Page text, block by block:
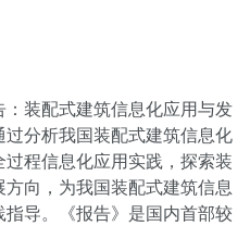
：装配式建筑信息化应用与发
分析我国装配式建筑信息化
程信息化应用实践，探索装
向，为我国装配式建筑信息
导。《报告》是国内首部较